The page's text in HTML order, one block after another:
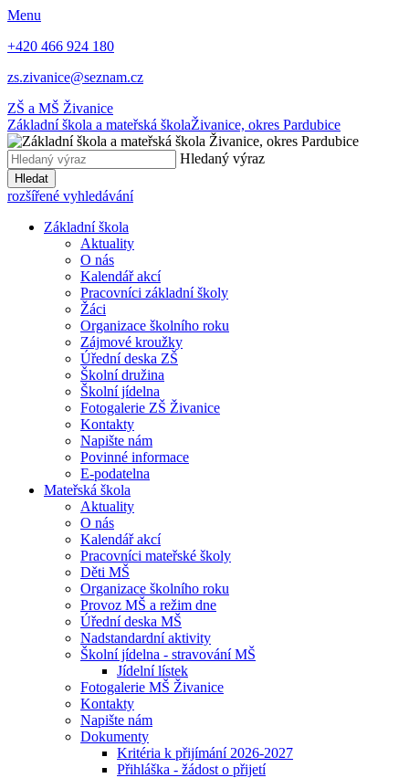
Menu
+420 466 924 180
zs.zivanice@seznam.cz
ZŠ a MŠ Živanice
Základní škola a mateřská školaŽivanice, okres Pardubice
Hledaný výraz
Hledat
rozšířené vyhledávání
Základní škola
Aktuality
O nás
Kalendář akcí
Pracovníci základní školy
Žáci
Organizace školního roku
Zájmové kroužky
Úřední deska ZŠ
Školní družina
Školní jídelna
Fotogalerie ZŠ Živanice
Kontakty
Napište nám
Povinné informace
E-podatelna
Mateřská škola
Aktuality
O nás
Kalendář akcí
Pracovníci mateřské školy
Děti MŠ
Organizace školního roku
Provoz MŠ a režim dne
Úřední deska MŠ
Nadstandardní aktivity
Školní jídelna - stravování MŠ
Jídelní lístek
Fotogalerie MŠ Živanice
Kontakty
Napište nám
Dokumenty
Kritéria k přijímání 2026-2027
Přihláška - žádost o přijetí